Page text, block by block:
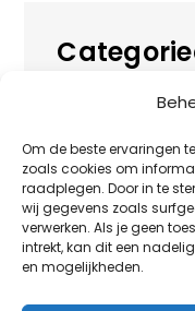
Om de beste ervaringen
zoals cookies om
raadplegen. Door in te
wij gegevens zoals
verwerken. Als je geen
intrekt, kan dit een
en mogelijkheden.
Huis
Overig
Tuin
Vrije tijd